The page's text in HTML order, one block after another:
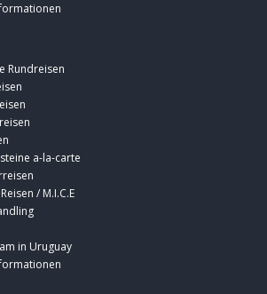
Rundreisen
a-la-carte
/ M.I.C.E
in Uruguay